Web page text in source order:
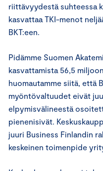
riittävyydestä suhteessa
kasvattaa TKI-menot
BKT:een.
Pidämme Suomen
kasvattamista 56,5
huomautamme siitä, että
myöntövaltuudet eivät
elpymisvälineestä
pienenisivät.
juuri Business Finlandin
keskeinen toimenpide